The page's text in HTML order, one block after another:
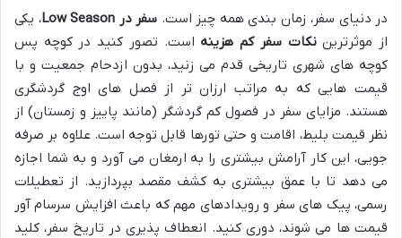
در دنیای سفر، زمان بندی همه چیز است. سفر در Low Season
، یکی
از موثرتریننکات سفر کم هزینه است. تصور کنید در کوچه پس
کوچه های شهری تاریخی قدم می زنید، بدون ازدحام جمعیت و با
قیمت هایی که به مراتب ارزان تر از فصل های اوج گردشگری
هستند. مزایای سفر در فصول کم گردشگر (مانند پاییز و زمستان) از
نظر قیمت بلیط، اقامت و حتی تورها قابل توجه است. علاوه بر صرفه
جویی، این کار آرامش بیشتری را به ارمغان می آورد و به شما اجازه
می دهد تا با عمق بیشتری به کشف مقصد بپردازید. از تعطیلات
رسمی، پیک های سفر و رویدادهای مهم که باعث افزایش سرسام آور
قیمت ها می شوند، دوری کنید. انعطاف پذیری در تاریخ سفر، کلید